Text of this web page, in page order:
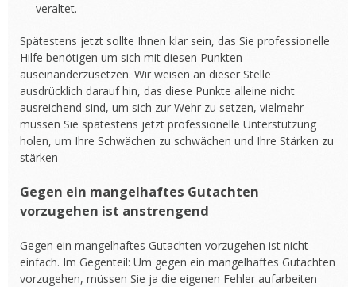
veraltet.
Spätestens jetzt sollte Ihnen klar sein, das Sie professionelle
Hilfe benötigen um sich mit diesen Punkten
auseinanderzusetzen. Wir weisen an dieser Stelle
ausdrücklich darauf hin, das diese Punkte alleine nicht
ausreichend sind, um sich zur Wehr zu setzen, vielmehr
müssen Sie spätestens jetzt professionelle Unterstützung
holen, um Ihre Schwächen zu schwächen und Ihre Stärken zu
stärken
Gegen ein mangelhaftes Gutachten
vorzugehen ist anstrengend
Gegen ein mangelhaftes Gutachten vorzugehen ist nicht
einfach. Im Gegenteil: Um gegen ein mangelhaftes Gutachten
vorzugehen, müssen Sie ja die eigenen Fehler aufarbeiten